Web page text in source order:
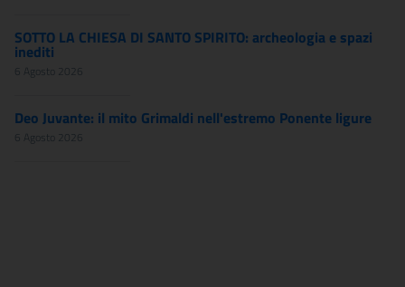
SOTTO LA CHIESA DI SANTO SPIRITO: archeologia e spazi
inediti
6 Agosto 2026
Deo Juvante: il mito Grimaldi nell'estremo Ponente ligure
6 Agosto 2026